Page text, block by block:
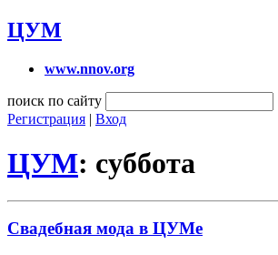
ЦУМ
www.nnov.org
поиск по сайту
Регистрация | Вход
ЦУМ: суббота
Свадебная мода в ЦУМе